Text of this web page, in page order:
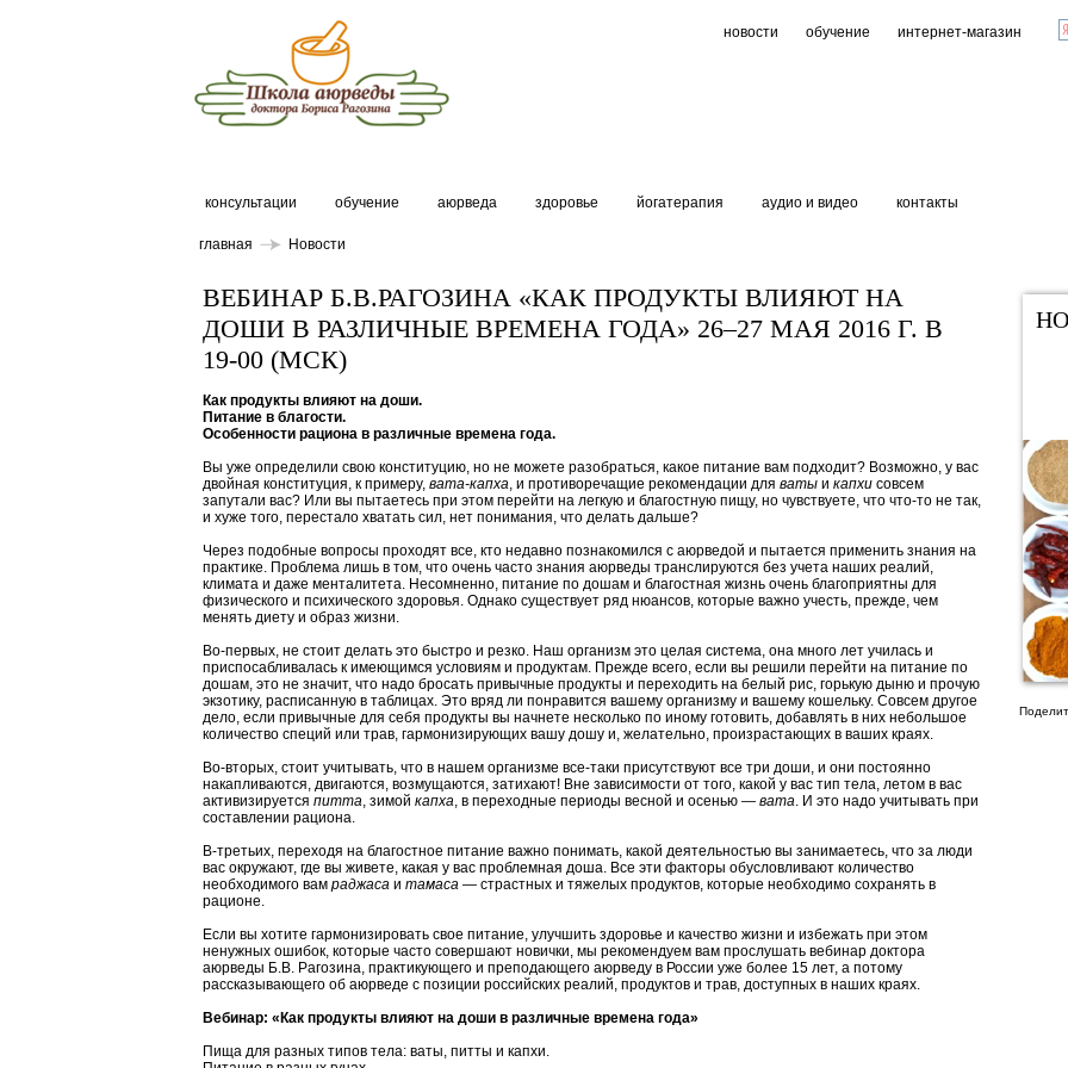
новости обучение интернет-магазин
консультации обучение аюрведа здоровье йогатерапия аудио и видео контакты
главная Новости
ВЕБИНАР Б.В.РАГОЗИНА «КАК ПРОДУКТЫ ВЛИЯЮТ НА
ДОШИ В РАЗЛИЧНЫЕ ВРЕМЕНА ГОДА» 26–27 МАЯ 2016 Г. В
19-00 (МСК)
Как продукты влияют на доши.
Питание в благости.
Особенности рациона в различные времена года.
Вы уже определили свою конституцию, но не можете разобраться, какое питание вам подходит? Возможно, у вас
двойная конституция, к примеру, вата-капха, и противоречащие рекомендации для ваты и капхи совсем
запутали вас? Или вы пытаетесь при этом перейти на легкую и благостную пищу, но чувствуете, что что-то не так,
и хуже того, перестало хватать сил, нет понимания, что делать дальше?
Через подобные вопросы проходят все, кто недавно познакомился с аюрведой и пытается применить знания на
практике. Проблема лишь в том, что очень часто знания аюрведы транслируются без учета наших реалий,
климата и даже менталитета. Несомненно, питание по дошам и благостная жизнь очень благоприятны для
физического и психического здоровья. Однако существует ряд нюансов, которые важно учесть, прежде, чем
менять диету и образ жизни.
Во-первых, не стоит делать это быстро и резко. Наш организм это целая система, она много лет училась и
приспосабливалась к имеющимся условиям и продуктам. Прежде всего, если вы решили перейти на питание по
дошам, это не значит, что надо бросать привычные продукты и переходить на белый рис, горькую дыню и прочую
экзотику, расписанную в таблицах. Это вряд ли понравится вашему организму и вашему кошельку. Совсем другое
дело, если привычные для себя продукты вы начнете несколько по иному готовить, добавлять в них небольшое
количество специй или трав, гармонизирующих вашу дошу и, желательно, произрастающих в ваших краях.
Во-вторых, стоит учитывать, что в нашем организме все-таки присутствуют все три доши, и они постоянно
накапливаются, двигаются, возмущаются, затихают! Вне зависимости от того, какой у вас тип тела, летом в вас
активизируется питта, зимой капха, в переходные периоды весной и осенью — вата. И это надо учитывать при
составлении рациона.
В-третьих, переходя на благостное питание важно понимать, какой деятельностью вы занимаетесь, что за люди
вас окружают, где вы живете, какая у вас проблемная доша. Все эти факторы обусловливают количество
необходимого вам раджаса и тамаса — страстных и тяжелых продуктов, которые необходимо сохранять в
рационе.
Если вы хотите гармонизировать свое питание, улучшить здоровье и качество жизни и избежать при этом
ненужных ошибок, которые часто совершают новички, мы рекомендуем вам прослушать вебинар доктора
аюрведы Б.В. Рагозина, практикующего и преподающего аюрведу в России уже более 15 лет, а потому
рассказывающего об аюрведе с позиции российских реалий, продуктов и трав, доступных в наших краях.
Вебинар: «Как продукты влияют на доши в различные времена года»
Пища для разных типов тела: ваты, питты и капхи.